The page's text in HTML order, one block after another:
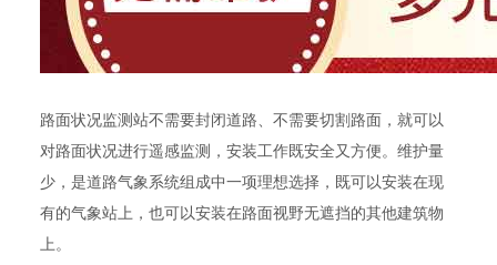
路面状况监测站不需要封闭道路、不需要切割路面，就可以
对路面状况进行遥感监测，安装工作既安全又方便。维护量
少，是道路气象系统组成中一项理想选择，既可以安装在现
有的气象站上，也可以安装在路面视野无遮挡的其他建筑物
上。